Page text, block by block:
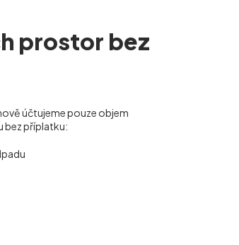
prostor bez
účtujeme pouze objem
bez příplatku: